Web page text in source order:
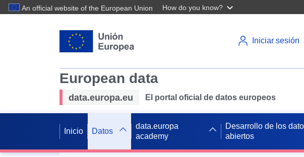
An official website of the European Union How do you know?
Iniciar sesión
European data
data.europa.eu El portal oficial de datos europeos
Inicio Datos
data.europa
academy
Desarrollo de los
abiertos